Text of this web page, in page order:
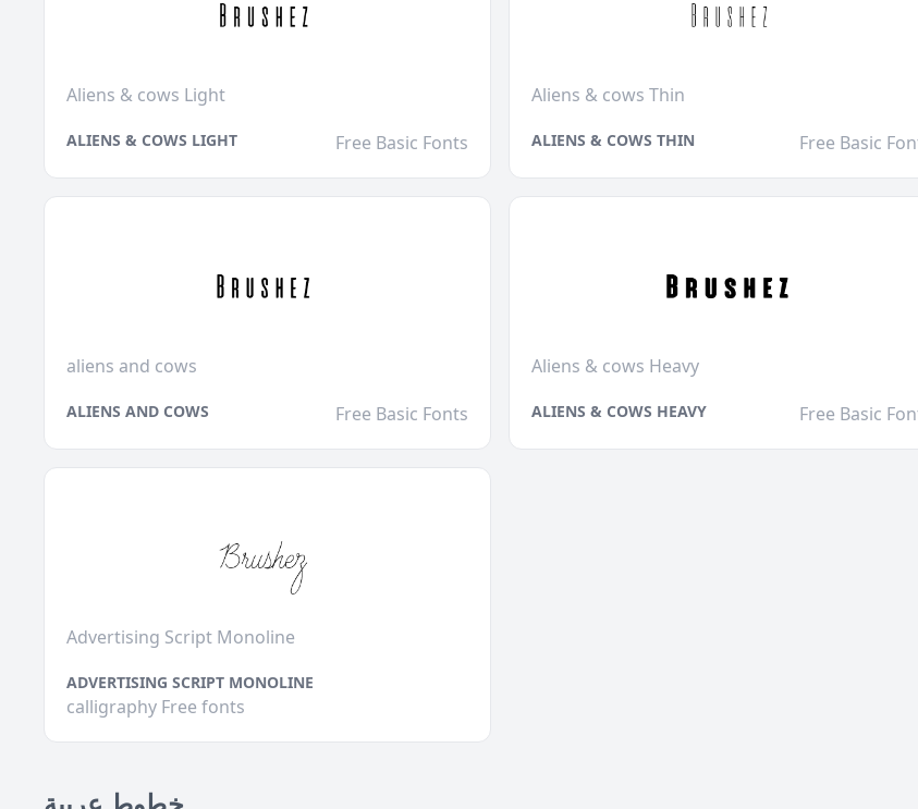
Aliens & cows Light
ALIENS & COWS LIGHT Free Basic Fonts
Aliens & cows Thin
ALIENS & COWS THIN Free Basic
aliens and cows
ALIENS AND COWS Free Basic Fonts
Aliens & cows Heavy
ALIENS & COWS HEAVY Free Basic
Advertising Script Monoline
ADVERTISING SCRIPT MONOLINE
calligraphy Free fonts